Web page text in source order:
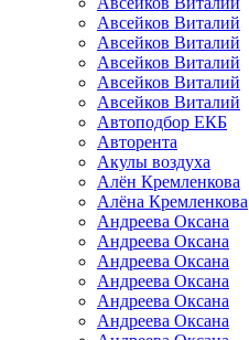
Авсейков Виталий
Авсейков Виталий
Авсейков Виталий
Авсейков Виталий
Авсейков Виталий
Автоподбор ЕКБ
Авторента
Акулы воздуха
Алён Кремленкова
Алёна Кремленкова
Андреева Оксана
Андреева Оксана
Андреева Оксана
Андреева Оксана
Андреева Оксана
Андреева Оксана